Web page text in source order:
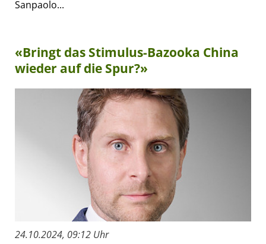
Sanpaolo...
«Bringt das Stimulus-Bazooka China
wieder auf die Spur?»
24.10.2024, 09:12 Uhr